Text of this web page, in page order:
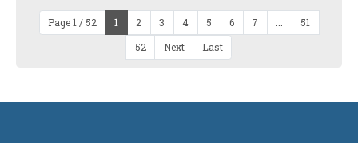
Page 1 / 52 1 2 3 4 5 6 7
51
52
Next Last